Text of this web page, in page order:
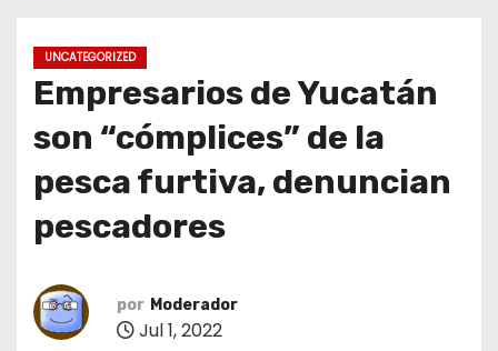
UNCATEGORIZED
Empresarios de Yucatán
son “cómplices” de la
pesca furtiva, denuncian
pescadores
por Moderador
Jul 1, 2022